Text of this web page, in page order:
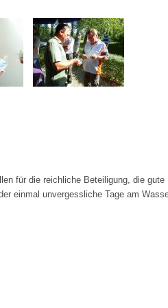
für die reichliche Beteiligung, die gute
einmal unvergessliche Tage am